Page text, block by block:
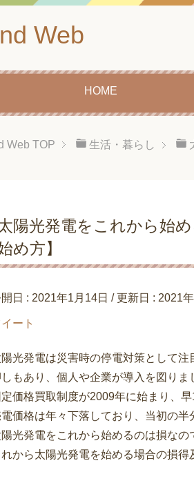
Web
HOME
Web TOP 生活・暮らし
陽光発電をこれから始
め方】
日 : 2021年1月14日 / 更新日 : 2021
ート
陽光発電は災害時の停電対策として
もあり、個人や企業が導入を図りま
定価格買取制度が2009年に始まり、早
価格は年々下落しており、当初の半
光発電をこれから始めるのは損なの
れから太陽光発電を始める場合の損